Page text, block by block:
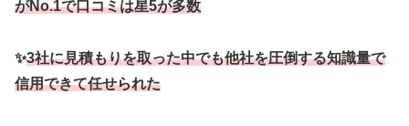
がNo.1で口コミは星5が多数
✨3社に見積もりを取った中でも他社を圧倒する知識量で
信用できて任せられた